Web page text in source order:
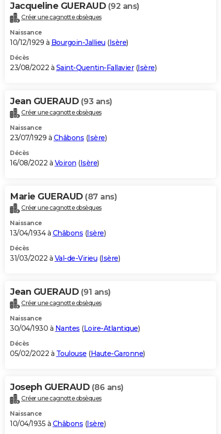
Jacqueline GUERAUD (92 ans)
Créer une cagnotte obsèques
Naissance
10/12/1929 à Bourgoin-Jallieu (Isère)
Décès
23/08/2022 à Saint-Quentin-Fallavier(Isère)
Jean GUERAUD (93 ans)
Créer une cagnotte obsèques
Naissance
23/07/1929 à Châbons (Isère)
Décès
16/08/2022 à Voiron (Isère)
Marie GUERAUD (87 ans)
Créer une cagnotte obsèques
Naissance
13/04/1934 à Châbons (Isère)
Décès
31/03/2022 à Val-de-Virieu (Isère)
Jean GUERAUD (91 ans)
Créer une cagnotte obsèques
Naissance
30/04/1930 à Nantes (Loire-Atlantique)
Décès
05/02/2022 à Toulouse (Haute-Garonne)
Joseph GUERAUD (86 ans)
Créer une cagnotte obsèques
Naissance
10/04/1935 à Châbons (Isère)